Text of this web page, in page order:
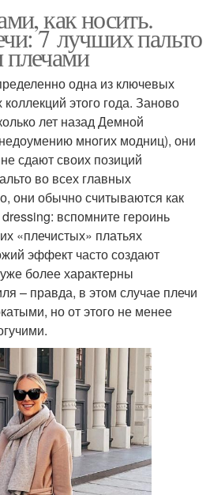
как носить.
7 лучших пальто
одна из ключевых
этого года. Заново
лет назад Демной
многих модниц), они
сдают своих позиций
во всех главных
они обычно считываются как
вспомните героинь
«плечистых» платьях
эффект часто создают
более характерны
– правда, в этом случае плечи
но от этого не менее